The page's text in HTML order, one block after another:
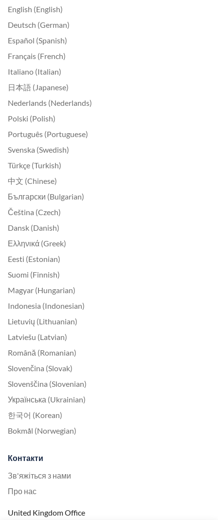
English (English)
Deutsch (German)
Español (Spanish)
Français (French)
Italiano (Italian)
日本語 (Japanese)
Nederlands (Nederlands)
Polski (Polish)
Português (Portuguese)
Svenska (Swedish)
Türkçe (Turkish)
中文 (Chinese)
Български (Bulgarian)
Čeština (Czech)
Dansk (Danish)
Ελληνικά (Greek)
Eesti (Estonian)
Suomi (Finnish)
Magyar (Hungarian)
Indonesia (Indonesian)
Lietuvių (Lithuanian)
Latviešu (Latvian)
Română (Romanian)
Slovenčina (Slovak)
Slovenščina (Slovenian)
Українська (Ukrainian)
한국어 (Korean)
Bokmål (Norwegian)
Контакти
Зв'яжіться з нами
Про нас
United Kingdom Office